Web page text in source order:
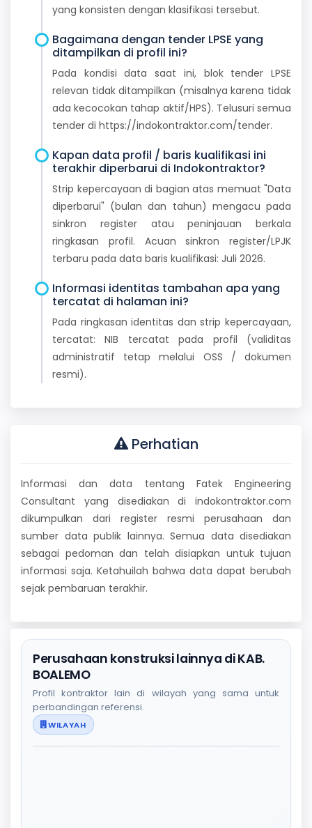
yang konsisten dengan klasifikasi tersebut.
Bagaimana dengan tender LPSE yang
ditampilkan di profil ini?
Pada kondisi data saat ini, blok tender LPSE
relevan tidak ditampilkan (misalnya karena tidak
ada kecocokan tahap aktif/HPS). Telusuri semua
tender di https://indokontraktor.com/tender.
Kapan data profil / baris kualifikasi ini
terakhir diperbarui di Indokontraktor?
Strip kepercayaan di bagian atas memuat "Data
diperbarui" (bulan dan tahun) mengacu pada
sinkron register atau peninjauan berkala
ringkasan profil. Acuan sinkron register/LPJK
terbaru pada data baris kualifikasi: Juli 2026.
Informasi identitas tambahan apa yang
tercatat di halaman ini?
Pada ringkasan identitas dan strip kepercayaan,
tercatat: NIB tercatat pada profil (validitas
administratif tetap melalui OSS / dokumen
resmi).
Perhatian
Informasi dan data tentang Fatek Engineering
Consultant yang disediakan di indokontraktor.com
dikumpulkan dari register resmi perusahaan dan
sumber data publik lainnya. Semua data disediakan
sebagai pedoman dan telah disiapkan untuk tujuan
informasi saja. Ketahuilah bahwa data dapat berubah
sejak pembaruan terakhir.
Perusahaan konstruksi lainnya di KAB.
BOALEMO
Profil kontraktor lain di wilayah yang sama untuk
perbandingan referensi.
WILAYAH